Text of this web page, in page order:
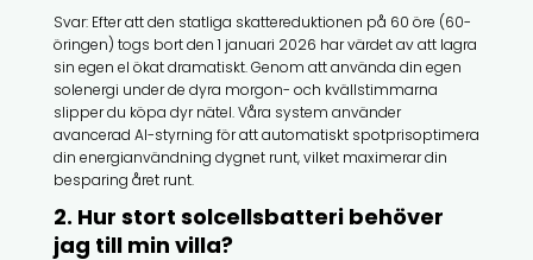
Svar: Efter att den statliga skattereduktionen på 60 öre (60-
öringen) togs bort den 1 januari 2026 har värdet av att lagra
sin egen el ökat dramatiskt. Genom att använda din egen
solenergi under de dyra morgon- och kvällstimmarna
slipper du köpa dyr nätel. Våra system använder
avancerad AI-styrning för att automatiskt spotprisoptimera
din energianvändning dygnet runt, vilket maximerar din
besparing året runt.
2. Hur stort solcellsbatteri behöver
jag till min villa?